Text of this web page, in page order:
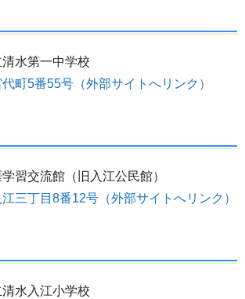
清水第一中学校
町5番55号（外部サイトへリンク）
学習交流館（旧入江公民館）
三丁目8番12号（外部サイトへリンク）
清水入江小学校